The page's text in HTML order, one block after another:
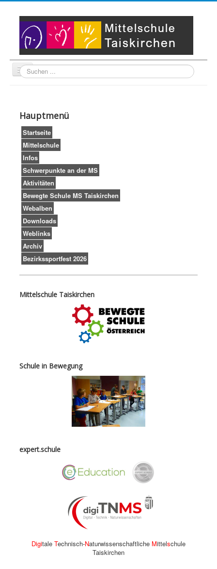
Suche
Impressum
Hauptmenü
Startseite
Mittelschule
Infos
Schwerpunkte an der MS
Aktivitäten
Bewegte Schule MS Taiskirchen
Webalben
Downloads
Weblinks
Archiv
Bezirkssportfest 2026
Mittelschule Taiskirchen
Schule in Bewegung
expert.schule
Digitale Technisch-Naturwissenschaftliche Mittelschule
Taiskirchen